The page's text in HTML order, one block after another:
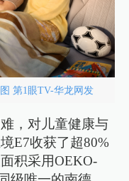
第1眼TV-华龙网发
，对儿童健康与
E7收获了超80%
积采用OEKO-